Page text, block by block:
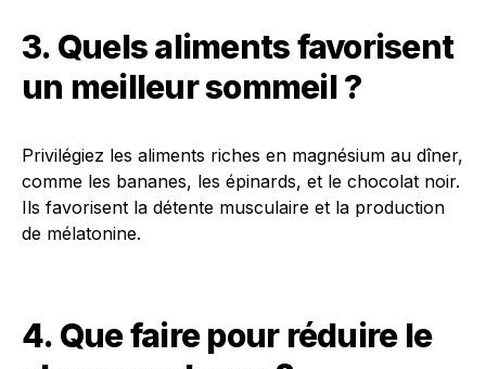
3. Quels aliments favorisent
un meilleur sommeil ?
Privilégiez les aliments riches en magnésium au dîner,
comme les bananes, les épinards, et le chocolat noir.
Ils favorisent la détente musculaire et la production
de mélatonine.
4. Que faire pour réduire le